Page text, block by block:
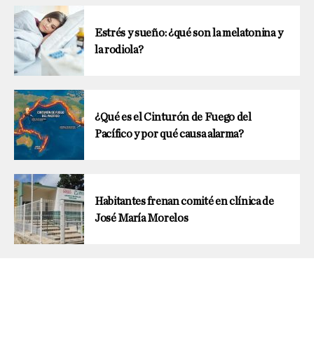
Estrés y sueño: ¿qué son la melatonina y
la rodiola?
¿Qué es el Cinturón de Fuego del
Pacífico y por qué causa alarma?
Habitantes frenan comité en clínica de
José María Morelos